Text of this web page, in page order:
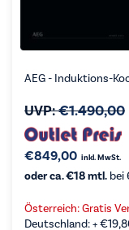
AEG - Induktions-
UVP:€1.490,00
€849,00 inkl. MwSt.
oder ca. €18 mtl. bei
Österreich: Gratis
Deutschland: +€